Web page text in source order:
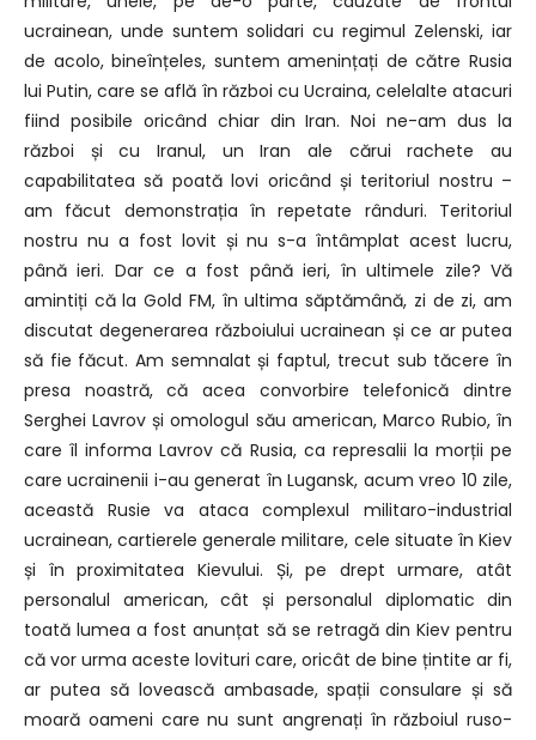
ucrainean, unde suntem solidari cu regimul Zelenski, iar
de acolo, bineînțeles, suntem amenințați de către Rusia
lui Putin, care se află în război cu Ucraina, celelalte atacuri
fiind posibile oricând chiar din Iran. Noi ne-am dus la
război și cu Iranul, un Iran ale cărui rachete au
capabilitatea să poată lovi oricând și teritoriul nostru –
am făcut demonstrația în repetate rânduri. Teritoriul
nostru nu a fost lovit și nu s-a întâmplat acest lucru,
până ieri. Dar ce a fost până ieri, în ultimele zile? Vă
amintiți că la Gold FM, în ultima săptămână, zi de zi, am
discutat degenerarea războiului ucrainean și ce ar putea
să fie făcut. Am semnalat și faptul, trecut sub tăcere în
presa noastră, că acea convorbire telefonică dintre
Serghei Lavrov și omologul său american, Marco Rubio, în
care îl informa Lavrov că Rusia, ca represalii la morții pe
care ucrainenii i-au generat în Lugansk, acum vreo 10 zile,
această Rusie va ataca complexul militaro-industrial
ucrainean, cartierele generale militare, cele situate în Kiev
și în proximitatea Kievului. Și, pe drept urmare, atât
personalul american, cât și personalul diplomatic din
toată lumea a fost anunțat să se retragă din Kiev pentru
că vor urma aceste lovituri care, oricât de bine țintite ar fi,
ar putea să lovească ambasade, spații consulare și să
moară oameni care nu sunt angrenați în războiul ruso-